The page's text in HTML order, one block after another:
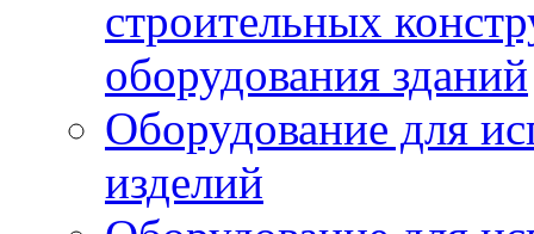
строительных
оборудования зданий
Оборудование для
изделий